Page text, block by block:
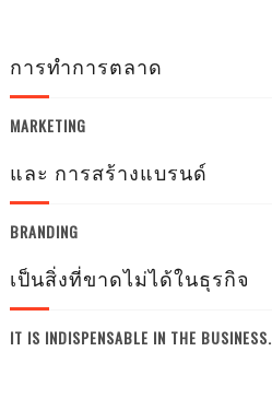
การทำการตลาด
MARKETING
และ การสร้างแบรนด์
BRANDING
เป็นสิ่งที่ขาดไม่ได้ในธุรกิจ
IT IS INDISPENSABLE IN THE BUSINESS.